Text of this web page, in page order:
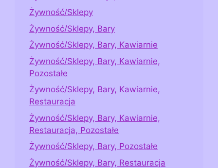
Żywność/Sklepy
Żywność/Sklepy, Bary
Żywność/Sklepy, Bary, Kawiarnie
Żywność/Sklepy, Bary, Kawiarnie,
Pozostałe
Żywność/Sklepy, Bary, Kawiarnie,
Restauracja
Żywność/Sklepy, Bary, Kawiarnie,
Restauracja, Pozostałe
Żywność/Sklepy, Bary, Pozostałe
Żywność/Sklepy, Bary, Restauracja